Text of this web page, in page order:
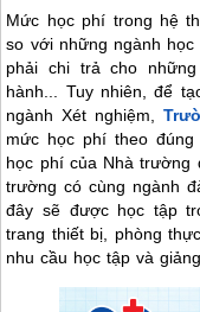
Mức học phí trong hệ
so với những ngành
phải chi trả cho
hành... Tuy nhiên, để
ngành Xét nghiệm,
mức học phí theo
học phí của Nhà trường
trường có cùng ngành
đây sẽ được học tập
trang thiết bị, phòng
nhu cầu học tập và